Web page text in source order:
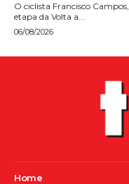
O ciclista Francisco
etapa da Volta a...
06/08/2026
Home